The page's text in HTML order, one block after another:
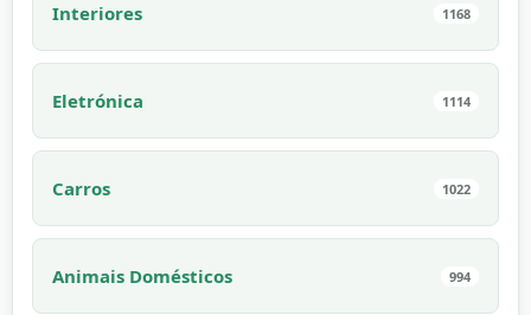
Interiores 1168
Eletrónica 1114
Carros 1022
Animais Domésticos 994